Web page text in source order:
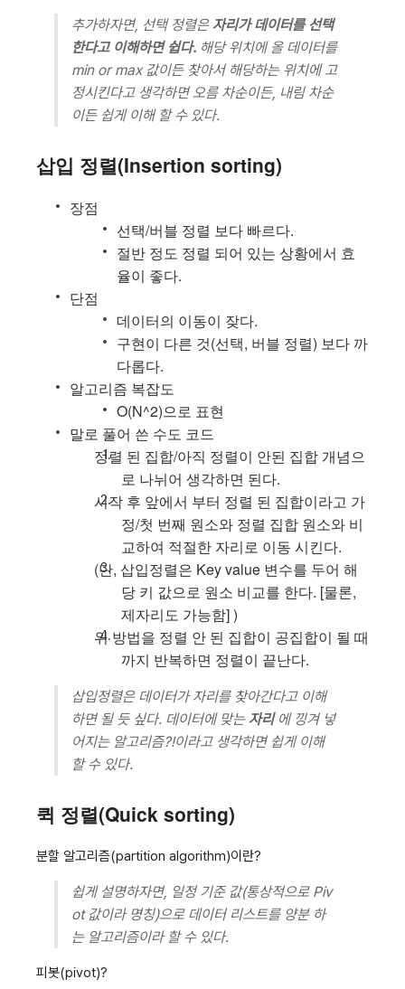
추가하자면, 선택 정렬은 자리가 데이터를 선택
한다고 이해하면 쉽다. 해당 위치에 올 데이터를
min or max 값이든 찾아서 해당하는 위치에 고
정시킨다고 생각하면 오름 차순이든, 내림 차순
이든 쉽게 이해 할 수 있다.
삽입 정렬(Insertion sorting)
장점
선택/버블 정렬 보다 빠르다.
절반 정도 정렬 되어 있는 상황에서 효
율이 좋다.
단점
데이터의 이동이 잦다.
구현이 다른 것(선택, 버블 정렬) 보다 까
다롭다.
알고리즘 복잡도
O(N^2)으로 표현
말로 풀어 쓴 수도 코드
정렬 된 집합/아직 정렬이 안된 집합 개념으
로 나뉘어 생각하면 된다.
시작 후 앞에서 부터 정렬 된 집합이라고 가
정/첫 번째 원소와 정렬 집합 원소와 비
교하여 적절한 자리로 이동 시킨다.
(단, 삽입정렬은 Key value 변수를 두어 해
당 키 값으로 원소 비교를 한다. [물론,
제자리도 가능함] )
위 방법을 정렬 안 된 집합이 공집합이 될 때
까지 반복하면 정렬이 끝난다.
삽입정렬은 데이터가 자리를 찾아간다고 이해
하면 될 듯 싶다. 데이터에 맞는 자리에 낑겨 넣
어지는 알고리즘?!이라고 생각하면 쉽게 이해
할 수 있다.
퀵 정렬(Quick sorting)
분할 알고리즘(partition algorithm)이란?
쉽게 설명하자면, 일정 기준 값(통상적으로 Piv
ot 값이라 명칭)으로 데이터 리스트를 양분 하
는 알고리즘이라 할 수 있다.
피봇(pivot)?